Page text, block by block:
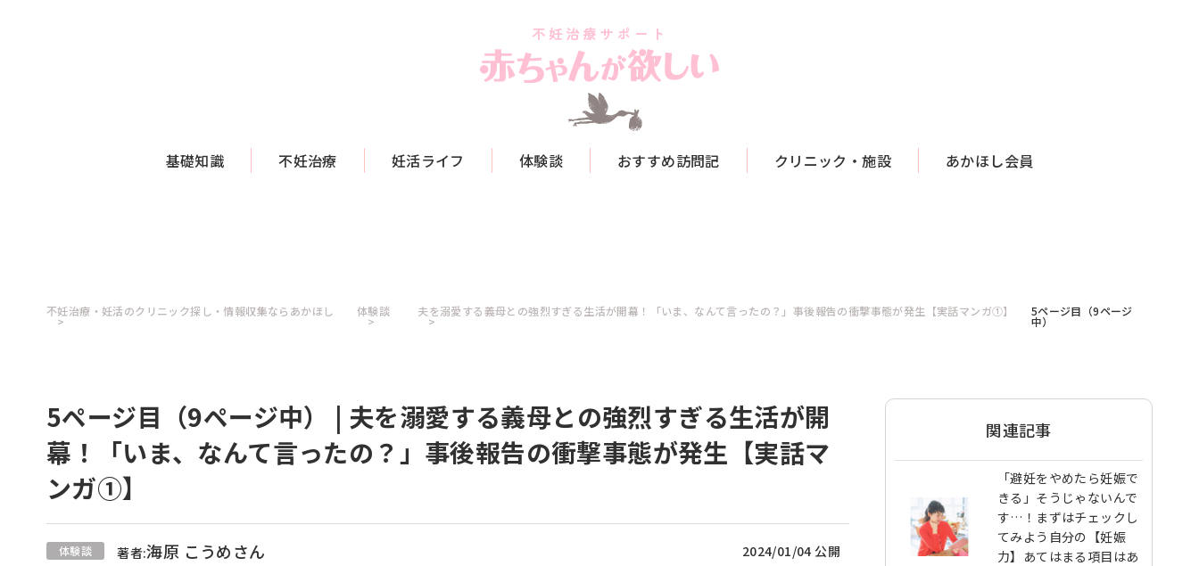
基礎知識 不妊治療 妊活ライフ 体験談 おすすめ訪問記 クリニック・施設 あかほし会員
不妊治療・妊活のクリニック探し・情報収集ならあかほし 体験談 夫を溺愛する義母との強烈すぎる生活が開幕！「いま、なんて言ったの？」事後報告の衝撃事態が発生【実話マンガ①】 5ページ目（9ページ
中）
5ページ目（9ページ中） | 夫を溺愛する義母との強烈すぎる生活が開
幕！「いま、なんて言ったの？」事後報告の衝撃事態が発生【実話マ
ンガ①】
体験談 著者:海原 こうめさん 2024/01/04 公開
関連記事
「避妊をやめたら妊娠で
きる」そうじゃないんで
す…！まずはチェックし
てみよう自分の【妊娠
力】あてはまる項目はあ